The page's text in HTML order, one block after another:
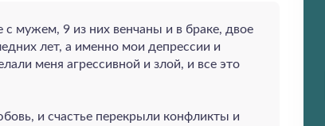
с мужем, 9 из них венчаны и в браке, двое
лет, а именно мои депрессии и
меня агрессивной и злой, и все это
и счастье перекрыли конфликты и